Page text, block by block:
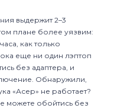
выдержит 2–3
плане более уязвим:
как только
еще ни один лэптоп
без адаптера, и
Обнаружили,
«Асер» не работает?
можете обойтись без